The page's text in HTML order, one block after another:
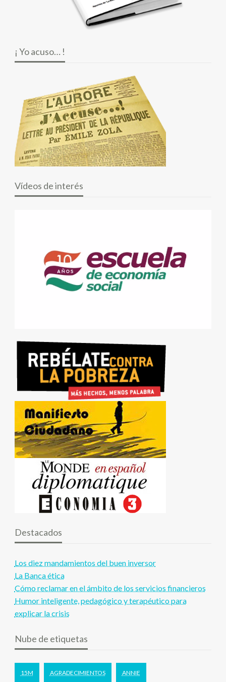
¡ Yo acuso… !
Vídeos de interés
Destacados
Los diez mandamientos del buen inversor
La Banca ética
Cómo reclamar en el ámbito de los servicios financieros
Humor inteligente, pedagógico y terapéutico para
explicar la crisis
Nube de etiquetas
15M AGRADECIMIENTOS ANNIE